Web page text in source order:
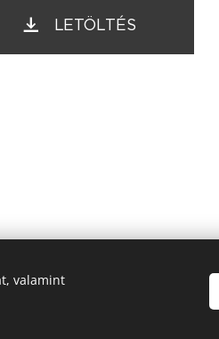
LETÖLTÉS
Önkormányzata © Minden jog
valamint